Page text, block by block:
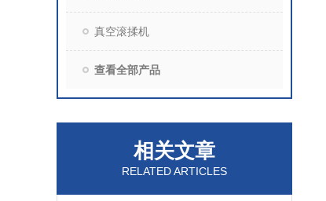
真空滚揉机
查看全部产品
相关文章
RELATED ARTICLES